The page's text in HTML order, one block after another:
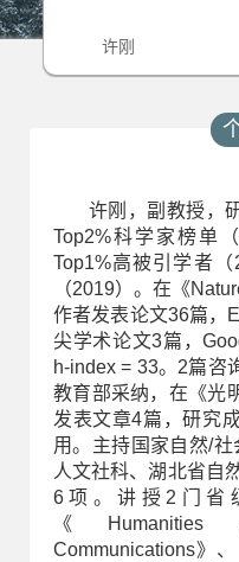
许刚
许刚，副教授，
Top2%科学家榜单
Top1%高被引学者
（2019）。在《
作者发表论文36篇，
尖学术论文3篇，
h-index = 33。2篇咨
教育部采纳，在《光
发表文章4篇，研究
用。主持国家自然/
人文社科、湖北省自
6项。讲授2门省
《Humanities
Communications》